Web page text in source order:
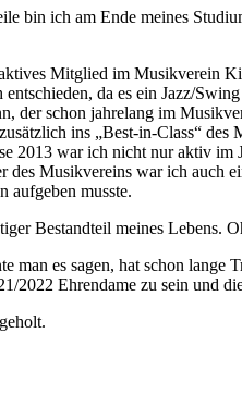
bin ich am Ende meines
Mitglied im Musikverein
da es ein Jazz/
der schon jahrelang im
ins „Best-in-Class“
2013 war ich nicht nur aktiv
Musikvereins war ich
aufgeben musste.
Bestandteil meines Lebens.
man es sagen, hat schon
2022 Ehrendame zu sein und